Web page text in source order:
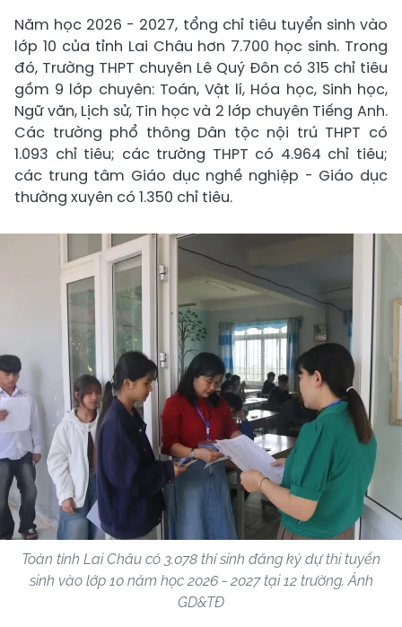
Năm học 2026 - 2027, tổng chỉ tiêu tuyển sinh vào
lớp 10 của tỉnh Lai Châu hơn 7.700 học sinh. Trong
đó, Trường THPT chuyên Lê Quý Đôn có 315 chỉ tiêu
gồm 9 lớp chuyên: Toán, Vật lí, Hóa học, Sinh học,
Ngữ văn, Lịch sử, Tin học và 2 lớp chuyên Tiếng Anh.
Các trường phổ thông Dân tộc nội trú THPT có
1.093 chỉ tiêu; các trường THPT có 4.964 chỉ tiêu;
các trung tâm Giáo dục nghề nghiệp - Giáo dục
thường xuyên có 1.350 chỉ tiêu.
Toàn tỉnh Lai Châu có 3.078 thí sinh đăng ký dự thi tuyển
sinh vào lớp 10 năm học 2026 - 2027 tại 12 trường. Ảnh
GD&TĐ